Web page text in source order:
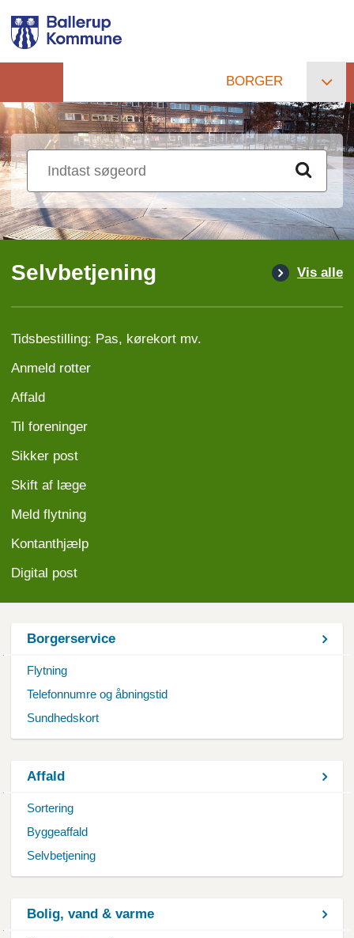
hovedindhold
Primær
navigation
BORGER
Selvbetjening Vis alle
Tidsbestilling: Pas, kørekort mv.
Anmeld rotter
Affald
Til foreninger
Sikker post
Skift af læge
Meld flytning
Kontanthjælp
Digital post
Borgerservice
Flytning
Telefonnumre og åbningstid
Sundhedskort
Affald
Sortering
Byggeaffald
Selvbetjening
Bolig, vand & varme